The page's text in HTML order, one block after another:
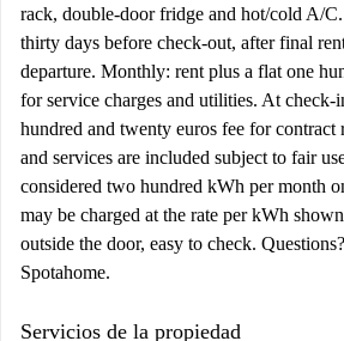
rack, double-door fridge and hot/cold A/
thirty days before check-out, after final
departure. Monthly: rent plus a flat one
for service charges and utilities. At check-
hundred and twenty euros fee for
and services are included subject to fair
considered two hundred kWh per month
may be charged at the rate per kWh
outside the door, easy to check.
Spotahome.
Servicios de la propiedad